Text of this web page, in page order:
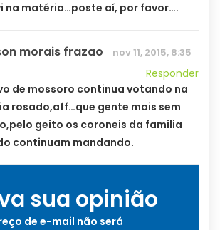
na matéria…poste aí, por favor….
morais frazao
nov 11, 2015, 8:35
Responder
de mossoro continua votando na
rosado,aff…que gente mais sem
geito os coroneis da familia
continuam mandando.
sua opinião
de e-mail não será